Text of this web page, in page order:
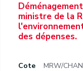
ministre de la
des dépenses.
Cote MRW/